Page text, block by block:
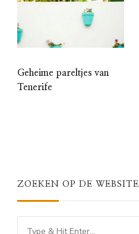
Geheime pareltjes van
Tenerife
ZOEKEN OP DE WEBSITE
Looking